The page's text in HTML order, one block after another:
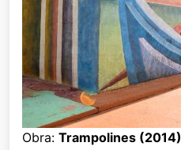
Obra: Trampolines (2014)